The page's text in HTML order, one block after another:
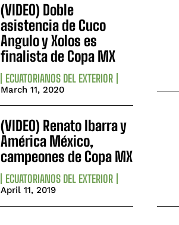
(VIDEO) Doble
asistencia de Cuco
Angulo y Xolos es
finalista de Copa MX
ECUATORIANOS DEL EXTERIOR
March 11, 2020
(VIDEO) Renato Ibarra y
América México,
campeones de Copa MX
ECUATORIANOS DEL EXTERIOR
April 11, 2019